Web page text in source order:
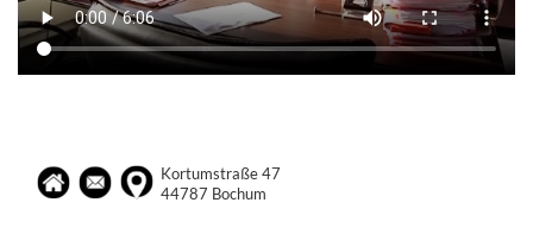
Kortumstraße 47
44787 Bochum